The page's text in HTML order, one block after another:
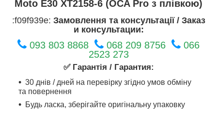
Moto E30 XT2158-6 (OCA Pro з плівкою)
:f09f939e: Замовлення та консультації / Заказ
и консультации:
093 803 8868 068 209 8756
066
2523 273
✅ Гарантія / Гарантия:
30 днів / дней на перевірку згідно умов обміну
та повернення
Будь ласка, зберігайте оригінальну упаковку